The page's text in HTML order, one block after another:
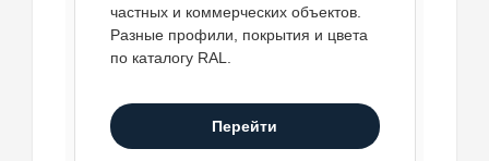
частных и коммерческих объектов.
Разные профили, покрытия и цвета
по каталогу RAL.
Перейти